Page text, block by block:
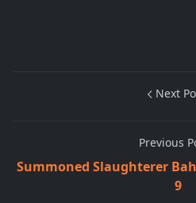
Next
Previous
Summoned Slaughterer
9